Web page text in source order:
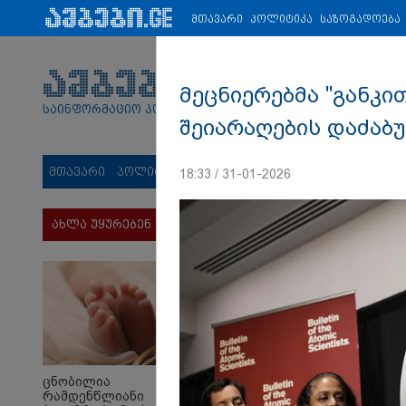
პარტნიორები: ახალი ამბები ეკონომიკა ვიდეო
საინფორმაციო პორტალი
მთავარი პოლიტიკა საზოგადოება
ახლა უყურებენ
ცნობილია
რამდენწლიანი
მთავარი პოლიტიკა საზოგადოება
მეცნიერებმა
შეიარაღების
18:33 / 31-01-2026